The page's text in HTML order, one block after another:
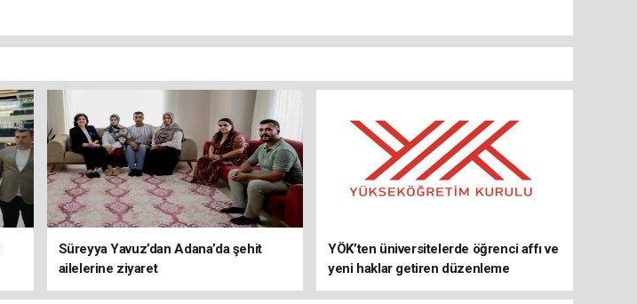
Süreyya Yavuz’dan Adana’da şehit
ailelerine ziyaret
YÖK’ten üniversitelerde öğrenci affı ve
yeni haklar getiren düzenleme